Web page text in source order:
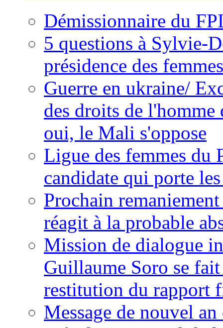
Démissionnaire du
5 questions à Sylvie-
présidence des
Guerre en ukraine/
des droits de
oui, le Mali s'oppose
Ligue des femmes du
candidate qui porte
Prochain
réagit à la probable
Mission de dialogue
Guillaume Soro se
restitution du rapport
Message de nouvel